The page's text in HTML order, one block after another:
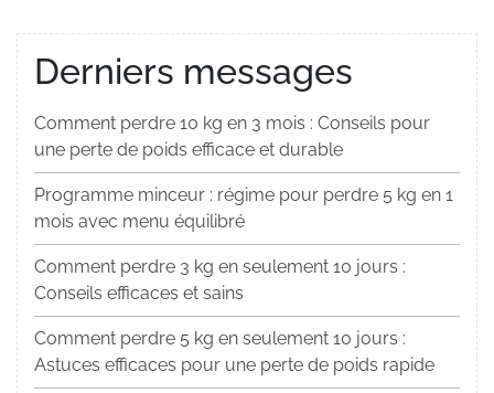
Derniers messages
Comment perdre 10 kg en 3 mois : Conseils pour
une perte de poids efficace et durable
Programme minceur : régime pour perdre 5 kg en 1
mois avec menu équilibré
Comment perdre 3 kg en seulement 10 jours :
Conseils efficaces et sains
Comment perdre 5 kg en seulement 10 jours :
Astuces efficaces pour une perte de poids rapide